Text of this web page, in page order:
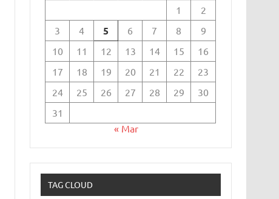
1
2
3
4 5 6 7 8
9
10
11 12 13 14 15
16
17
18 19 20 21 22
23
24
25 26 27 28 29
30
31
« Mar
TAG CLOUD